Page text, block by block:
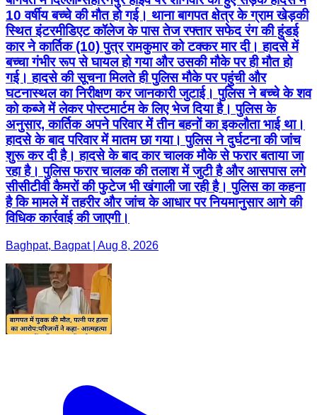
10 वर्षीय बच्चे की मौत हो गई। थाना बागपत क्षेत्र के ग्राम खेड़की
स्थित इंटरमीडिएट कॉलेज के पास तेज रफ्तार सफेद रंग की हुंडई
कार ने कार्तिक (10) पुत्र रामकुमार को टक्कर मार दी। हादसे में
बच्चा गंभीर रूप से घायल हो गया और उसकी मौके पर ही मौत हो
गई। हादसे की सूचना मिलते ही पुलिस मौके पर पहुंची और
घटनास्थल का निरीक्षण कर जानकारी जुटाई। पुलिस ने बच्चे के शव
को कब्जे में लेकर पोस्टमार्टम के लिए भेज दिया है। पुलिस के
अनुसार, कार्तिक अपने परिवार में तीन बहनों का इकलौता भाई था।
हादसे के बाद परिवार में मातम छा गया। पुलिस ने दुर्घटना की जांच
शुरू कर दी है। हादसे के बाद कार चालक मौके से फरार बताया जा
रहा है। पुलिस फरार चालक की तलाश में जुटी है और आसपास लगे
सीसीटीवी कैमरों की फुटेज भी खंगाली जा रही है। पुलिस का कहना
है कि मामले में तहरीर और जांच के आधार पर नियमानुसार आगे की
विधिक कार्रवाई की जाएगी।
Baghpat, Bagpat | Aug 8, 2026